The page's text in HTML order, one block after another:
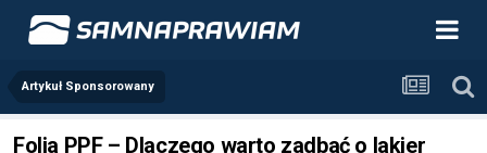
Artykuł Sponsorowany
Folia PPF – Dlaczego warto zadbać o lakier